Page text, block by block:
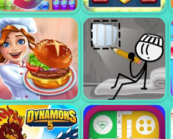
BUBBLE
SHOOTER PRO
RUMMIKUB
GOODS
MASTER 3D
JEWEL BLITZ 4